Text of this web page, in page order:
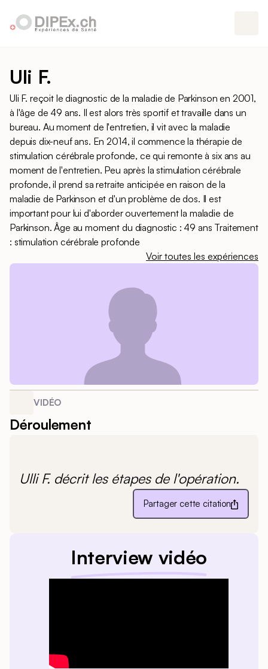
Uli F.
Uli F. reçoit le diagnostic de la maladie de Parkinson en 2001,
à l'âge de 49 ans. Il est alors très sportif et travaille dans un
bureau. Au moment de l'entretien, il vit avec la maladie
depuis dix-neuf ans. En 2014, il commence la thérapie de
stimulation cérébrale profonde, ce qui remonte à six ans au
moment de l'entretien. Peu après la stimulation cérébrale
profonde, il prend sa retraite anticipée en raison de la
maladie de Parkinson et d'un problème de dos. Il est
important pour lui d'aborder ouvertement la maladie de
Parkinson. Âge au moment du diagnostic : 49 ans Traitement
: stimulation cérébrale profonde
Voir toutes les expériences
VIDÉO
Déroulement
Ulli F. décrit les étapes de l'opération.
Partager cette citation
Interview vidéo